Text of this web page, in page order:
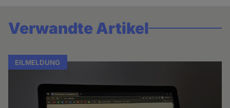
Verwandte Artikel
EILMELDUNG